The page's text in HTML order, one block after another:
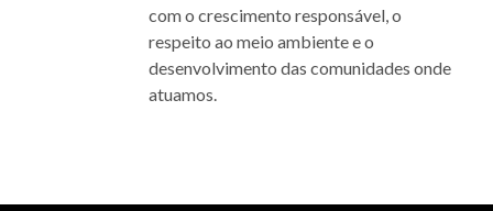
com o crescimento responsável, o
respeito ao meio ambiente e o
desenvolvimento das comunidades onde
atuamos.